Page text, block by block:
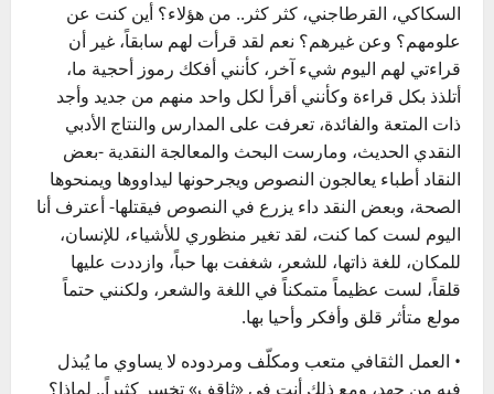
السكاكي، القرطاجني، كثر كثر.. من هؤلاء؟ أين كنت عن
علومهم؟ وعن غيرهم؟ نعم لقد قرأت لهم سابقاً، غير أن
قراءتي لهم اليوم شيء آخر، كأنني أفكك رموز أحجية ما،
أتلذذ بكل قراءة وكأنني أقرأ لكل واحد منهم من جديد وأجد
ذات المتعة والفائدة، تعرفت على المدارس والنتاج الأدبي
النقدي الحديث، ومارست البحث والمعالجة النقدية -بعض
النقاد أطباء يعالجون النصوص ويجرحونها ليداووها ويمنحوها
الصحة، وبعض النقد داء يزرع في النصوص فيقتلها- أعترف أنا
اليوم لست كما كنت، لقد تغير منظوري للأشياء، للإنسان،
للمكان، للغة ذاتها، للشعر، شغفت بها حباً، وازددت عليها
قلقاً، لست عظيماً متمكناً في اللغة والشعر، ولكنني حتماً
مولع متأثر قلق وأفكر وأحيا بها.
• العمل الثقافي متعب ومكلّف ومردوده لا يساوي ما يُبذل
فيه من جهد، ومع ذلك أنت في «ثاقف» تخسر كثيراً.. لماذا؟